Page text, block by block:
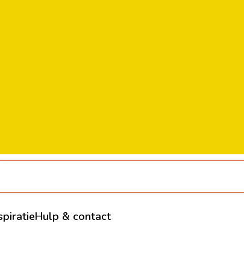
Hulp & contact